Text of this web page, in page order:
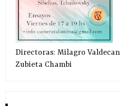
Directoras: Milagro
Zubieta Chambi